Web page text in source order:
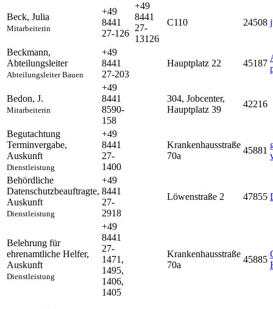
Beck, Julia
Mitarbeiterin
+49
8441
27-126
+49
8441
27-
13126
C110 24508
Beckmann,
Abteilungsleiter
Abteilungsleiter Bauen
+49
8441
27-203
Hauptplatz 22 45187
Bedon, J.
Mitarbeiterin
+49
8441
8590-
158
304, Jobcenter,
Hauptplatz 39
42216
Begutachtung
Terminvergabe,
Auskunft
Dienstleistung
+49
8441
27-
1400
Krankenhausstraße
70a
45881
Behördliche
Datenschutzbeauftragte,
Auskunft
Dienstleistung
+49
8441
27-
2918
Löwenstraße 2 47855
Belehrung für
ehrenamtliche Helfer,
Auskunft
Dienstleistung
+49
8441
27-
1471,
1495,
1406,
1405
Krankenhausstraße
70a
45885